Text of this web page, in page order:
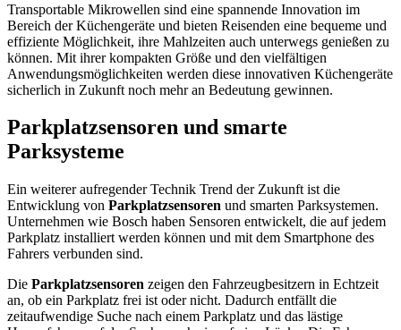
Transportable Mikrowellen sind eine spannende Innovation im
Bereich der Küchengeräte und bieten Reisenden eine bequeme und
effiziente Möglichkeit, ihre Mahlzeiten auch unterwegs genießen zu
können. Mit ihrer kompakten Größe und den vielfältigen
Anwendungsmöglichkeiten werden diese innovativen Küchengeräte
sicherlich in Zukunft noch mehr an Bedeutung gewinnen.
Parkplatzsensoren und smarte
Parksysteme
Ein weiterer aufregender Technik Trend der Zukunft ist die
Entwicklung von Parkplatzsensoren und smarten Parksystemen.
Unternehmen wie Bosch haben Sensoren entwickelt, die auf jedem
Parkplatz installiert werden können und mit dem Smartphone des
Fahrers verbunden sind.
Die Parkplatzsensoren zeigen den Fahrzeugbesitzern in Echtzeit
an, ob ein Parkplatz frei ist oder nicht. Dadurch entfällt die
zeitaufwendige Suche nach einem Parkplatz und das lästige